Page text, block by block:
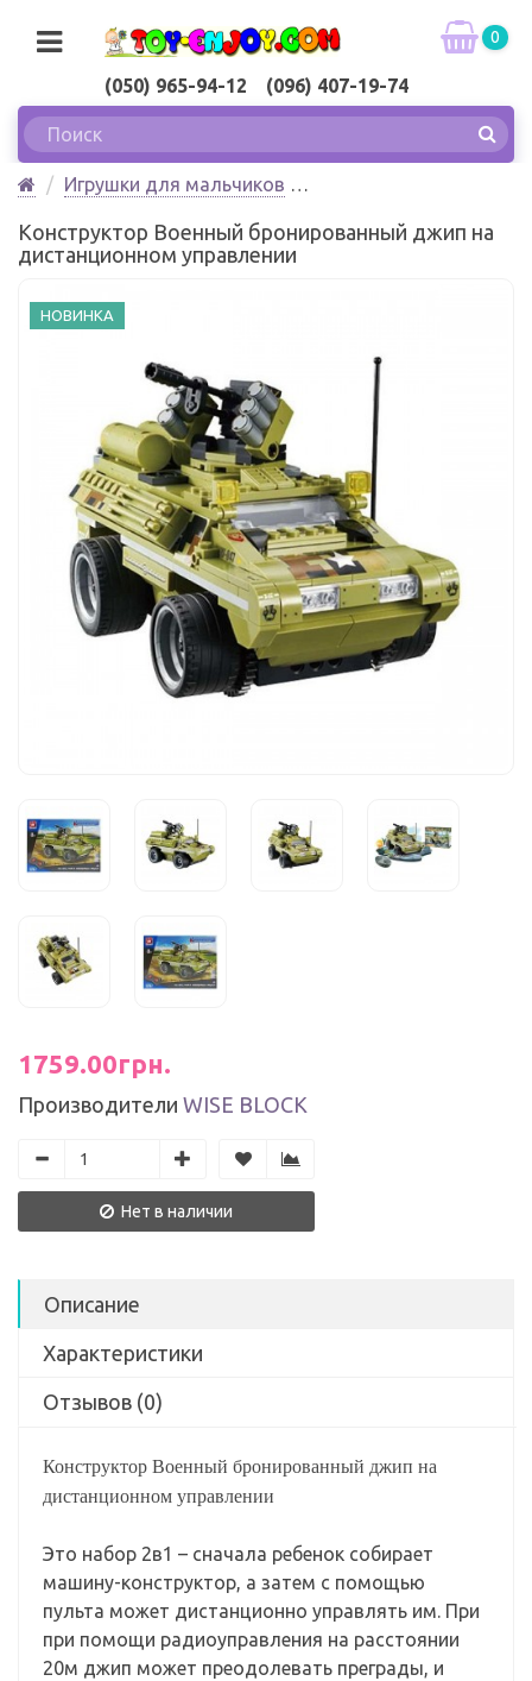
(050) 965-94-12 (096) 407-19-74
0
Игрушки для мальчиков
дистанционном управлении Wise Block
Конструктор Военный бронированный джип на
дистанционном управлении
НОВИНКА
1759.00грн.
Производители WISE BLOCK
Нет в наличии
Описание
Характеристики
Отзывов (0)
Конструктор Военный бронированный джип на
дистанционном управлении
Это набор 2в1 – сначала ребенок собирает
машину-конструктор, а затем с помощью
пульта может дистанционно управлять им. При
при помощи радиоуправления на расстоянии
20м джип может преодолевать преграды, и